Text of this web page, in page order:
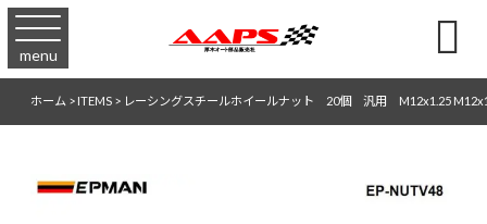
menu 
ホーム>ITEMS> レーシングスチールホイールナット 20個 汎用 M12x1.25